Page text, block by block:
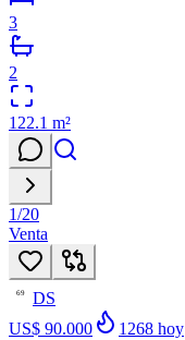
3
2
122.1 m²
1/20
Venta
69
DS
US$ 90.000
1268 hoy